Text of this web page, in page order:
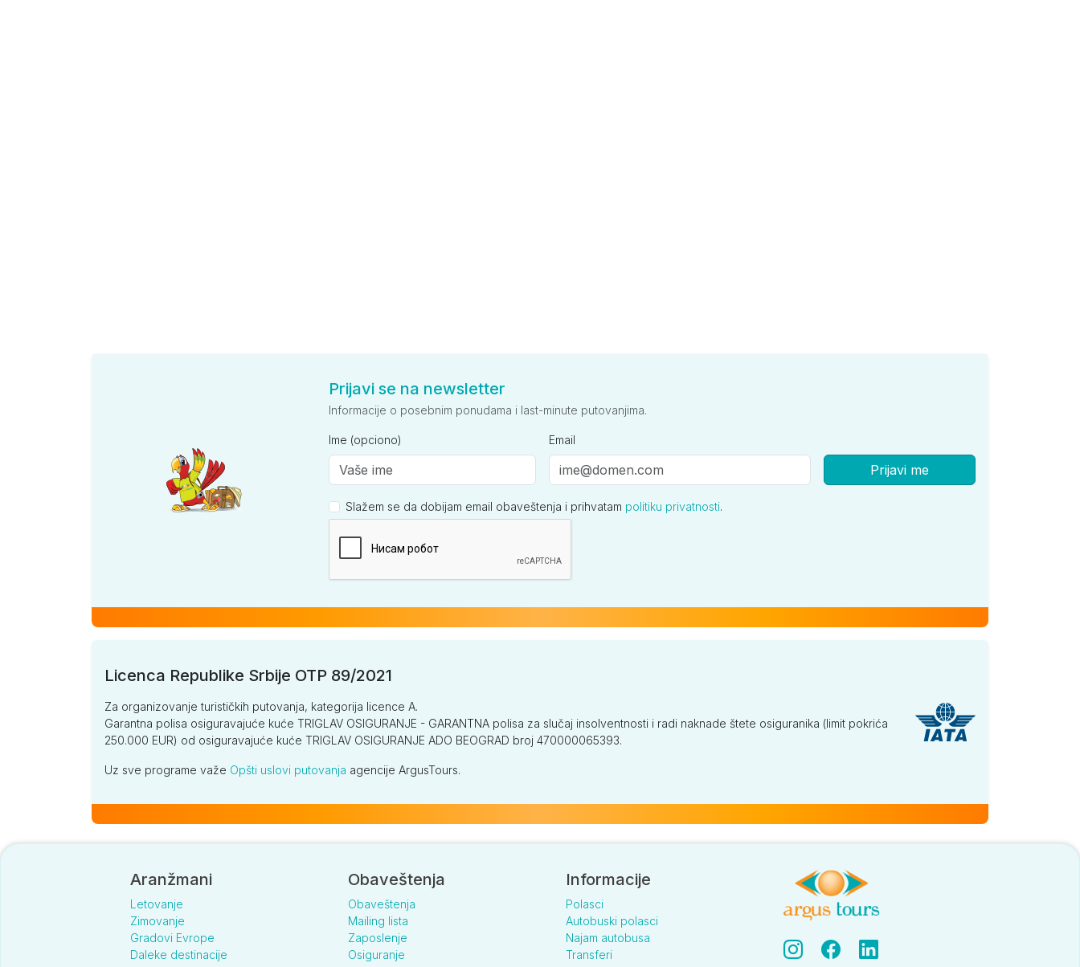
Prijavi se na newsletter
Informacije o posebnim ponudama i last-minute putovanjima.
Ime (opciono) Email
Prijavi me
Slažem se da dobijam email obaveštenja i prihvatam politiku privatnosti.
Licenca Republike Srbije OTP 89/2021
Za organizovanje turističkih putovanja, kategorija licence A.
Garantna polisa osiguravajuće kuće TRIGLAV OSIGURANJE - GARANTNA polisa za slučaj insolventnosti i radi naknade štete osiguranika (limit pokrića
250.000 EUR) od osiguravajuće kuće TRIGLAV OSIGURANJE ADO BEOGRAD broj 470000065393.
Uz sve programe važe Opšti uslovi putovanja agencije ArgusTours.
Aranžmani
Letovanje
Zimovanje
Gradovi Evrope
Daleke destinacije
Obaveštenja
Obaveštenja
Mailing lista
Zaposlenje
Osiguranje
Informacije
Polasci
Autobuski polasci
Najam autobusa
Transferi